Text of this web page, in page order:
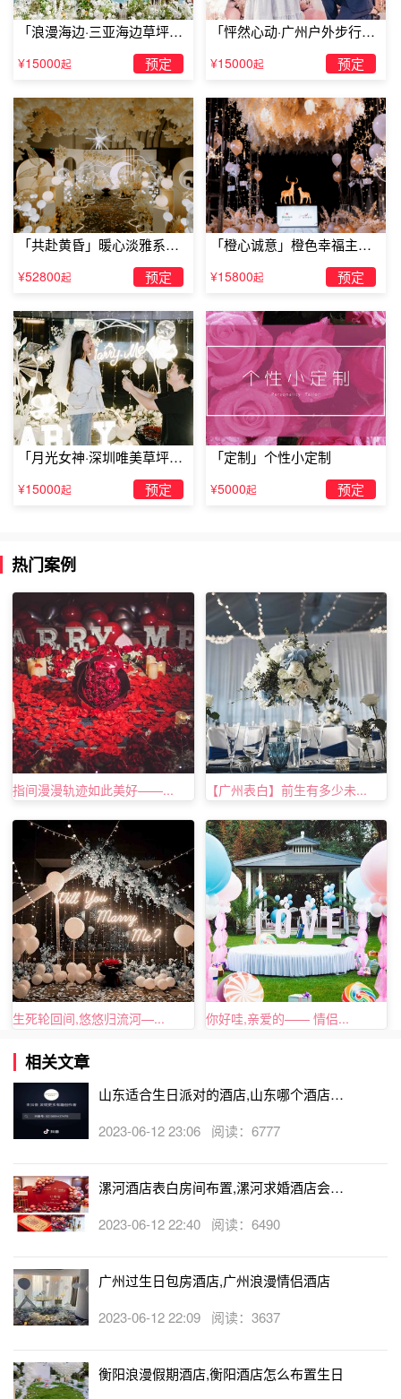
绵阳酒店生日布置推荐梓潼爱琴海假日酒店
梓潼爱琴海假日酒店位于董家店街，靠近金太阳幼儿园，交
通十分便利。酒店设有各类温馨客房，并配有休闲区和停车
网，让您在旅途中感受到“家”的温馨和舒适。
上述内容便是小编为大家分享的关于绵阳酒店生日布置推荐
等内容推荐，希望能给在绵阳的朋友们带来帮助，当然如果
大家有向女友表白或者求婚
的想法也可以与我们进行在线沟
通哦~
「浪漫海边·三亚海边草坪浪
漫求婚」
¥15000起 预定
「怦然心动·广州户外步行街
求婚」
¥15000起 预定
「共赴黄昏」暖心淡雅系求
¥52800起 预定
「橙心诚意」橙色幸福主题
¥15800起 预定
「月光女神·深圳唯美草坪浪
漫求婚」
¥15000起 预定
「定制」个性小定制
¥5000起 预定
热门案例
指间漫漫轨迹如此美好——... 【广州表白】前生有多少未...
生死轮回间,悠悠归流河—... 你好哇,亲爱的—— 情侣...
相关文章
山东适合生日派对的酒店,山东哪个酒店有
2023-06-12 23:06 阅读：6777
漯河酒店表白房间布置,漯河求婚酒店会帮
2023-06-12 22:40 阅读：6490
广州过生日包房酒店,广州浪漫情侣酒店
2023-06-12 22:09 阅读：3637
衡阳浪漫假期酒店,衡阳酒店怎么布置生日